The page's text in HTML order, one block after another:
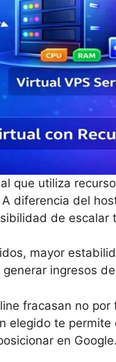
que utiliza
diferencia del
de escalar
mayor
ingresos
fracasan no
elegido te
en Google.